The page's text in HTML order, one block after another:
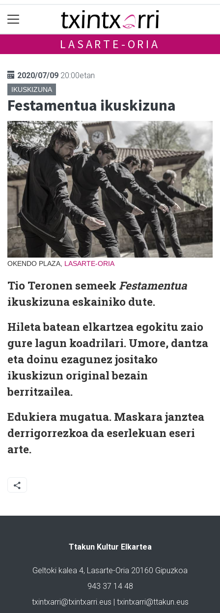
LASARTE-ORIA
2020/07/09 20:00etan
IKUSKIZUNA
Festamentua ikuskizuna
OKENDO PLAZA, LASARTE-ORIA
Tio Teronen semeek Festamentua
ikuskizuna eskainiko dute.
Hileta batean elkartzea egokitu zaio
gure lagun koadrilari. Umore, dantza
eta doinu ezagunez jositako
ikuskizun original bezain
berritzailea.
Edukiera mugatua. Maskara janztea
derrigorrezkoa da eserlekuan eseri
arte.
Ttakun Kultur Elkartea
Geltoki kalea 4, Lasarte-Oria 20160 Gipuzkoa
943 37 14 48
txintxarri@txintxarri.eus | txintxarri@ttakun.eus